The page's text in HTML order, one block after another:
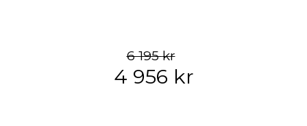
6 195kr
4 956 kr